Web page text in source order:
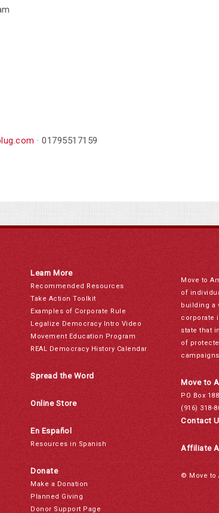
· 01795517159
Learn More
Recommended Resources
Take Action Toolkit
Examples of Corporate Rule
Legalize Democracy Intro Video
Movement Education Program
REAL Democracy History Calendar
Spread the Word
Online Store
En Español
Resources in Spanish
Donate
Make a Donation
Planned Giving
Donor Support Page
Move to
of
building a
corporate
state that
of
Move to
PO Box
(916) 318-
Contact
Affiliate
© Move to